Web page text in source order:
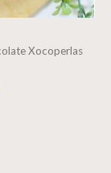
Xocoperlas